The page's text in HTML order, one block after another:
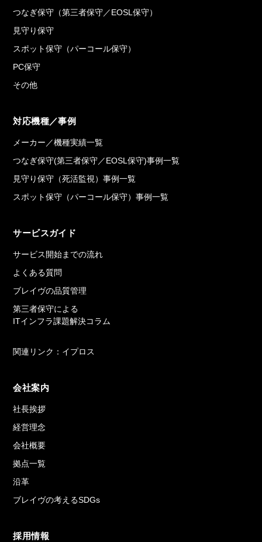
つなぎ保守（第三者保守／EOSL保守）
見守り保守
スポット保守（パーコール保守）
PC保守
その他
対応機種／事例
メーカー／機種実績一覧
つなぎ保守(第三者保守／EOSL保守)事例一覧
見守り保守（死活監視）事例一覧
スポット保守（パーコール保守）事例一覧
サービスガイド
サービス開始までの流れ
よくある質問
ブレイヴの品質管理
第三者保守による
ITインフラ課題解決コラム
関連リンク：イプロス
会社案内
社長挨拶
経営理念
会社概要
拠点一覧
沿革
ブレイヴの考えるSDGs
採用情報